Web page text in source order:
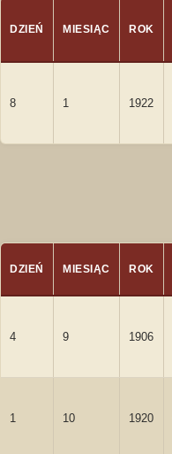
DZIEŃ MIESIĄC ROK
8 1 1922
DZIEŃ MIESIĄC ROK
4 9 1906
1 10 1920